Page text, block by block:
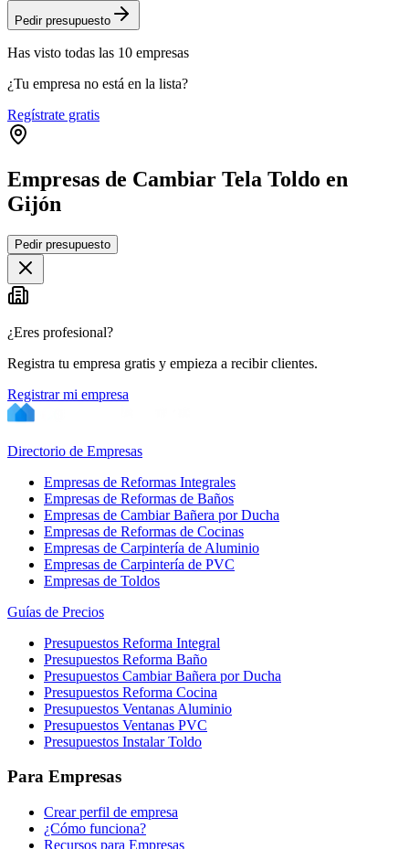
Pedir presupuesto
Has visto todas las 10 empresas
¿Tu empresa no está en la lista?
Regístrate gratis
Empresas de Cambiar Tela Toldo en
Gijón
+
−
Pedir presupuesto
¿Eres profesional?
Registra tu empresa gratis y empieza a recibir clientes.
Registrar mi empresa
Directorio de Empresas
Empresas de Reformas Integrales
Empresas de Reformas de Baños
Empresas de Cambiar Bañera por Ducha
Empresas de Reformas de Cocinas
Empresas de Carpintería de Aluminio
Empresas de Carpintería de PVC
Empresas de Toldos
Guías de Precios
Presupuestos Reforma Integral
Presupuestos Reforma Baño
Presupuestos Cambiar Bañera por Ducha
Presupuestos Reforma Cocina
Presupuestos Ventanas Aluminio
Presupuestos Ventanas PVC
Presupuestos Instalar Toldo
Para Empresas
Crear perfil de empresa
¿Cómo funciona?
Recursos para Empresas